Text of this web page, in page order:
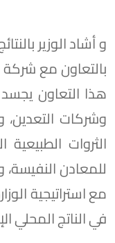
و أشاد الوزير
بالتعاون مع شركة
هذا التعاون يجسد
وشركات
الثروات
للمعادن
مع استراتيجية
في الناتج المحلي